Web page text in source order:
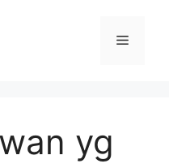
Menu
yg